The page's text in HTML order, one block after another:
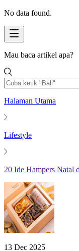
No data found.
Mau baca artikel apa?
Halaman Utama
Lifestyle
20 Ide Hampers Natal
13 Dec 2025